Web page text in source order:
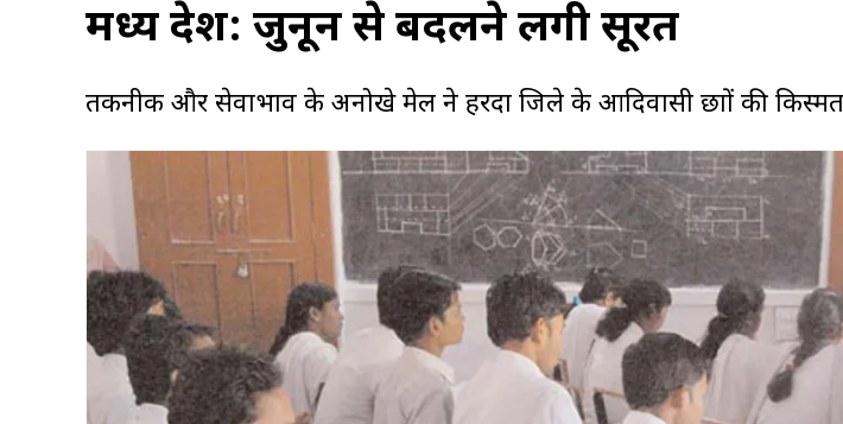
मध्य प्रदेश: जुनून से बदलने लगी सूरत
तकनीक और सेवाभाव के अनोखे मेल ने हरदा जिले के आदिवासी छात्रों की